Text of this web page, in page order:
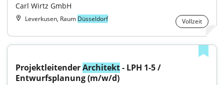
Carl Wirtz GmbH
Leverkusen, Raum Düsseldorf Vollzeit
Projektleitender Architekt - LPH 1-5 /
Entwurfsplanung (m/w/d)